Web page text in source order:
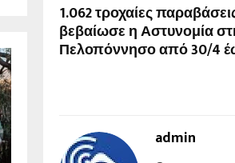
1.062 τροχαίες
βεβαίωσε η Αστυνομία
Πελοπόννησο από 30/4
admin